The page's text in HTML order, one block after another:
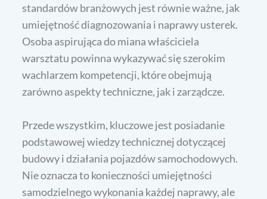
standardów branżowych jest równie ważne, jak
umiejętność diagnozowania i naprawy usterek.
Osoba aspirująca do miana właściciela
warsztatu powinna wykazywać się szerokim
wachlarzem kompetencji, które obejmują
zarówno aspekty techniczne, jak i zarządcze.
Przede wszystkim, kluczowe jest posiadanie
podstawowej wiedzy technicznej dotyczącej
budowy i działania pojazdów samochodowych.
Nie oznacza to konieczności umiejętności
samodzielnego wykonania każdej naprawy, ale